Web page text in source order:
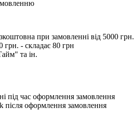
при замовленні від 5000 грн.
грн. - складає 80 грн
та ін.
під час оформлення замовлення
після оформлення замовлення